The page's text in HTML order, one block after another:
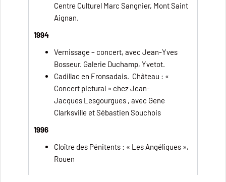
Centre Culturel Marc Sangnier, Mont Saint
Aignan.
1994
Vernissage – concert, avec Jean-Yves
Bosseur. Galerie Duchamp, Yvetot.
Cadillac en Fronsadais. Château : «
Concert pictural » chez Jean-
Jacques Lesgourgues , avec Gene
Clarksville et Sébastien Souchois
1996
Cloître des Pénitents : « Les Angéliques »,
Rouen